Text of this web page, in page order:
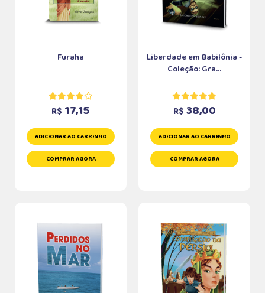
Furaha
R$ 17,15
ADICIONAR AO CARRINHO
COMPRAR AGORA
Liberdade em Babilônia -
Coleção: Gra...
R$ 38,00
ADICIONAR AO CARRINHO
COMPRAR AGORA